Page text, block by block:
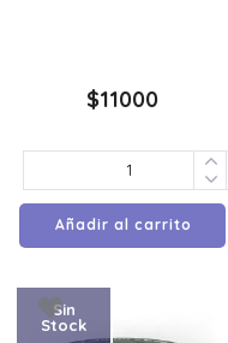
$11000
Añadir al carrito
Sin
Stock